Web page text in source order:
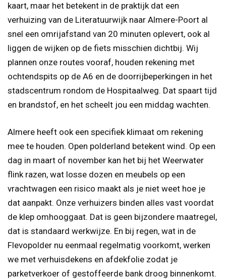
kaart, maar het betekent in de praktijk dat een
verhuizing van de Literatuurwijk naar Almere-Poort al
snel een omrijafstand van 20 minuten oplevert, ook al
liggen de wijken op de fiets misschien dichtbij. Wij
plannen onze routes vooraf, houden rekening met
ochtendspits op de A6 en de doorrijbeperkingen in het
stadscentrum rondom de Hospitaalweg. Dat spaart tijd
en brandstof, en het scheelt jou een middag wachten.
Almere heeft ook een specifiek klimaat om rekening
mee te houden. Open polderland betekent wind. Op een
dag in maart of november kan het bij het Weerwater
flink razen, wat losse dozen en meubels op een
vrachtwagen een risico maakt als je niet weet hoe je
dat aanpakt. Onze verhuizers binden alles vast voordat
de klep omhooggaat. Dat is geen bijzondere maatregel,
dat is standaard werkwijze. En bij regen, wat in de
Flevopolder nu eenmaal regelmatig voorkomt, werken
we met verhuisdekens en afdekfolie zodat je
parketverkoer of gestoffeerde bank droog binnenkomt.